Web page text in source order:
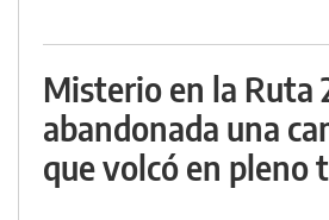
Misterio en la Ruta
abandonada una
que volcó en pleno